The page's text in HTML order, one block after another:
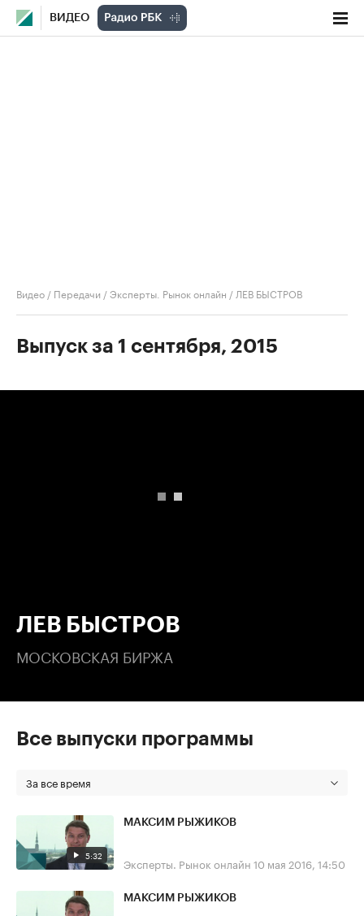
ВИДЕО
Видео / Передачи /Эксперты. Рынок онлайн / ЛЕВ БЫСТРОВ
Выпуск за 1 сентября, 2015
ЛЕВ БЫСТРОВ
МОСКОВСКАЯ БИРЖА
Все выпуски программы
За все время
5:32
МАКСИМ РЫЖИКОВ
Эксперты. Рынок онлайн 10 мая 2016, 14:50
МАКСИМ РЫЖИКОВ